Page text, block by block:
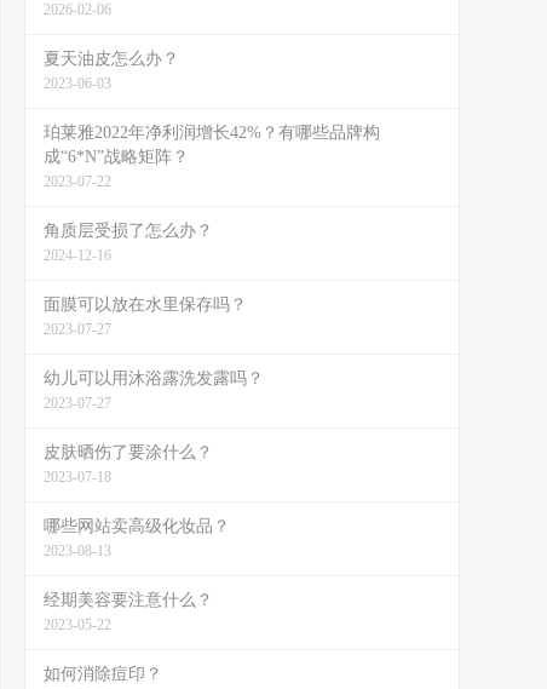
2026-02-06
夏天油皮怎么办？
2023-06-03
珀莱雅2022年净利润增长42%？有哪些品牌构
成“6*N”战略矩阵？
2023-07-22
角质层受损了怎么办？
2024-12-16
面膜可以放在水里保存吗？
2023-07-27
幼儿可以用沐浴露洗发露吗？
2023-07-27
皮肤晒伤了要涂什么？
2023-07-18
哪些网站卖高级化妆品？
2023-08-13
经期美容要注意什么？
2023-05-22
如何消除痘印？